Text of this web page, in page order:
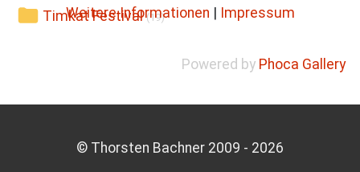
Timkat Festival (19)
Powered by Phoca Gallery
© Thorsten Bachner 2009 - 2026
Weitere Informationen Impressum